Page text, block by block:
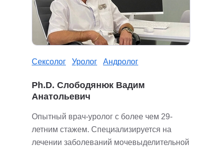
Сексолог Уролог Андролог
Ph.D. Слободянюк Вадим
Анатольевич
Опытный врач-уролог с более чем 29-
летним стажем. Специализируется на
лечении заболеваний мочевыделительной